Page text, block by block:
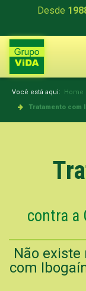
Desde
Você está aqui: Home
Tratamento com
contra a
Não
com